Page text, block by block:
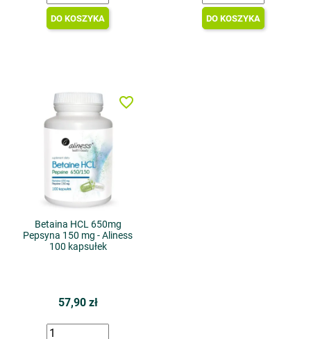
DO KOSZYKA DO KOSZYKA
Betaina HCL 650mg
Pepsyna 150 mg - Aliness
100 kapsułek
57,90 zł
favorite_border